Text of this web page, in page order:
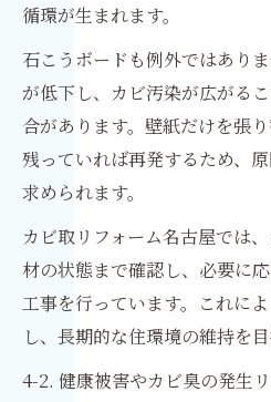
循環が生まれます。
石こうボードも例外ではあり
が低下し、カビ汚染が広がる
合があります。壁紙だけを張
残っていれば再発するため、
求められます。
カビ取リフォーム名古屋では
材の状態まで確認し、必要に
工事を行っています。これに
し、長期的な住環境の維持を目
4-2. 健康被害やカビ臭の発生